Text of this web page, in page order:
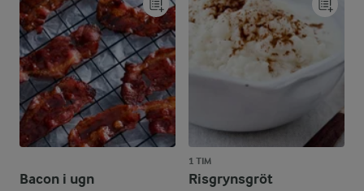
Bacon i ugn
1 TIM
Risgrynsgröt